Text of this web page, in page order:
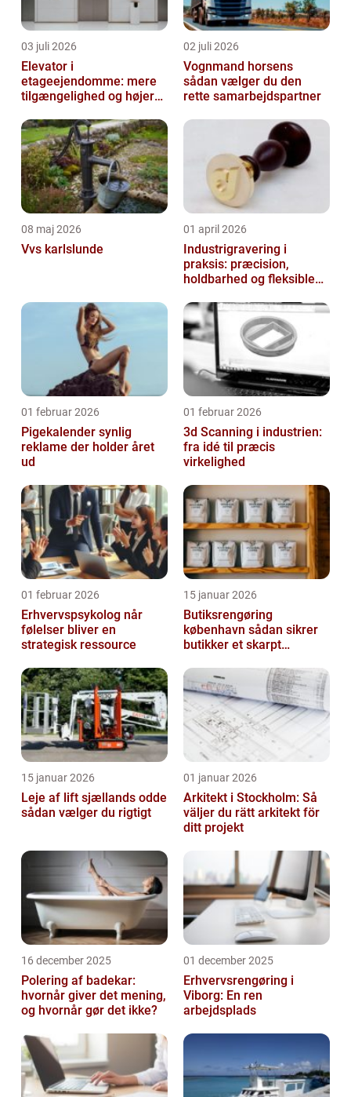
03 juli 2026
Elevator i
etageejendomme: mere
tilgængelighed og højere
02 juli 2026
Vognmand horsens
sådan vælger du den
rette samarbejdspartner
08 maj 2026
Vvs karlslunde
01 april 2026
Industrigravering i
praksis: præcision,
holdbarhed og fleksible
01 februar 2026
Pigekalender synlig
reklame der holder året
ud
01 februar 2026
3d Scanning i industrien:
fra idé til præcis
virkelighed
01 februar 2026
Erhvervspsykolog når
følelser bliver en
strategisk ressource
15 januar 2026
Butiksrengøring
københavn sådan sikrer
butikker et skarpt
15 januar 2026
Leje af lift sjællands odde
sådan vælger du rigtigt
01 januar 2026
Arkitekt i Stockholm: Så
väljer du rätt arkitekt för
ditt projekt
16 december 2025
Polering af badekar:
hvornår giver det mening,
og hvornår gør det ikke?
01 december 2025
Erhvervsrengøring i
Viborg: En ren
arbejdsplads